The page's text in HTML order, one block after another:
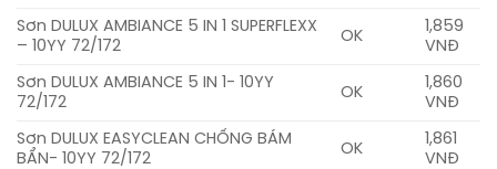
Sơn DULUX AMBIANCE 5 IN 1 SUPERFLEXX
– 10YY 72/172
OK
1,859
VNĐ
Sơn DULUX AMBIANCE 5 IN 1- 10YY
72/172
OK
1,860
VNĐ
Sơn DULUX EASYCLEAN CHỐNG BÁM
BẨN- 10YY 72/172
OK
1,861
VNĐ